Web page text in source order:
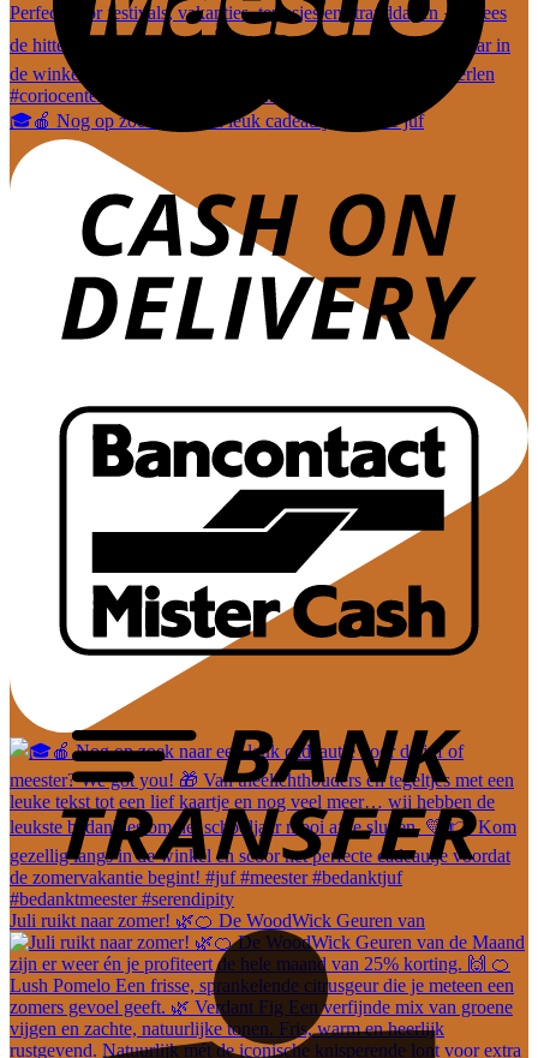
🎓🍎 Nog op zoek naar een leuk cadeautje voor de juf
Juli ruikt naar zomer! 🌿🍊 De WoodWick Geuren van